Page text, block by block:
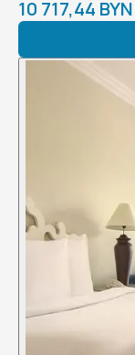
10 717,44 BYN